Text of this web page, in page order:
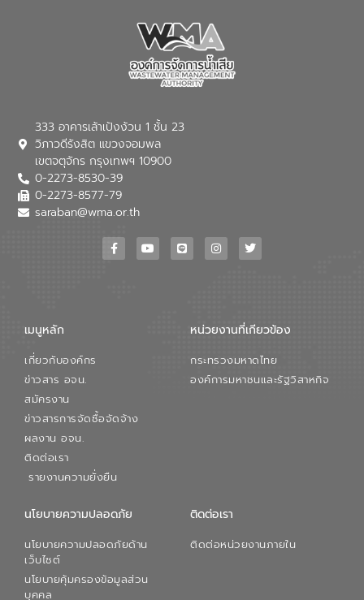
333 อาคารเล้าเป้งง้วน 1 ชั้น 23
วิภาวดีรังสิต แขวงจอมพล
เขตจตุจักร กรุงเทพฯ 10900
0-2273-8530-39
0-2273-8577-79
saraban@wma.or.th
เมนูหลัก
เกี่ยวกับองค์กร
ข่าวสาร อจน.
สมัครงาน
ข่าวสารการจัดซื้อจัดจ้าง
ผลงาน อจน.
ติดต่อเรา
รายงานความยั่งยืน
หน่วยงานที่เกียวข้อง
กระทรวงมหาดไทย
องค์การมหาชนและรัฐวิสาหกิจ
นโยบายความปลอดภัย
นโยบายความปลอดภัยด้าน
เว็บไซต์
นโยบายคุ้มครองข้อมูลส่วน
บุคคล
ติดต่อเรา
ติดต่อหน่วยงานภายใน